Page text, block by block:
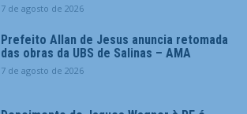
7 de agosto de 2026
Prefeito Allan de Jesus anuncia retomada
das obras da UBS de Salinas – AMA
7 de agosto de 2026